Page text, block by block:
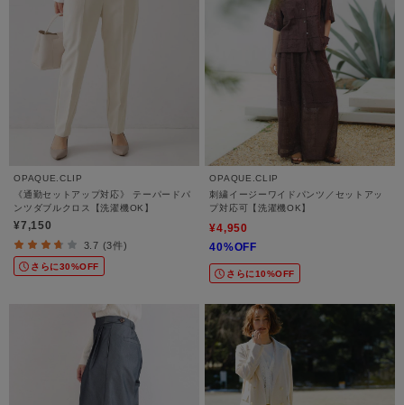
OPAQUE.CLIP
《通勤セットアップ対応》 テーパードパ
ンツダブルクロス【洗濯機OK】
¥7,150
3.7 (3件)
さらに30%OFF
OPAQUE.CLIP
刺繍イージーワイドパンツ／セットアッ
プ対応可【洗濯機OK】
¥4,950
40%OFF
さらに10%OFF